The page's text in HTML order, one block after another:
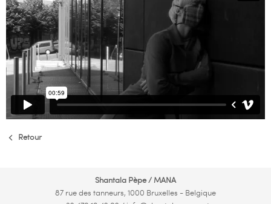
Retour
Shantala Pèpe / MANA
87 rue des tanneurs, 1000 Bruxelles - Belgique